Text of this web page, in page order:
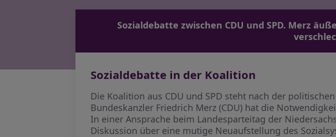
Sozialdebatte zwischen CDU und SPD. Merz
Sozialdebatte in der Koalition
Die Koalition aus CDU und SPD steht nach der
Bundeskanzler Friedrich Merz (CDU) hat die
In einer Ansprache beim Landesparteitag der
Diskussion über eine mutige Neuaufstellung des